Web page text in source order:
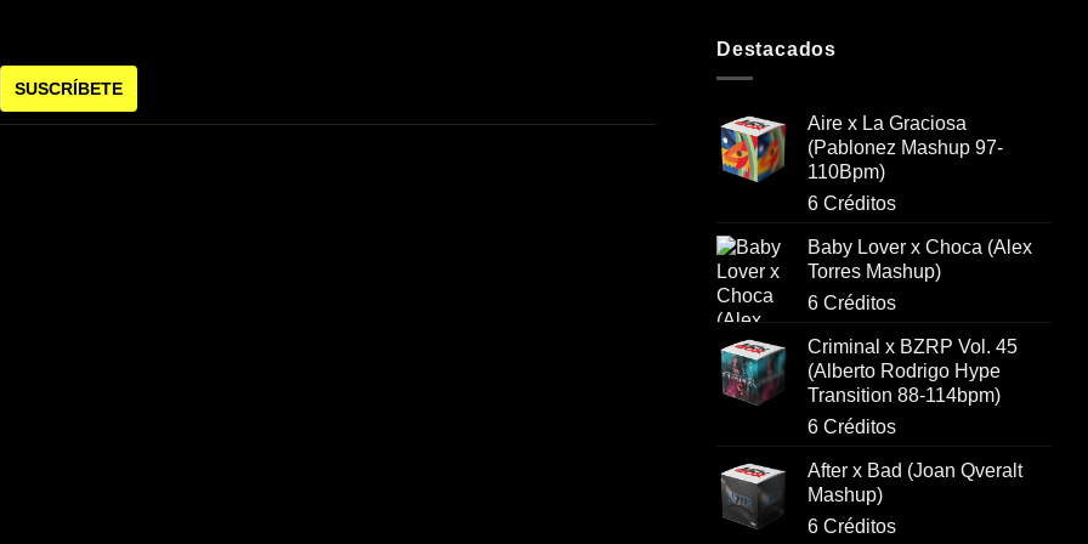
Destacados
Aire x La Graciosa
(Pablonez Mashup 97-
110Bpm)
6 Créditos
Baby Lover x Choca (Alex
Torres Mashup)
6 Créditos
Criminal x BZRP Vol. 45
(Alberto Rodrigo Hype
Transition 88-114bpm)
6 Créditos
After x Bad (Joan Qveralt
Mashup)
6 Créditos
SUSCRÍBETE